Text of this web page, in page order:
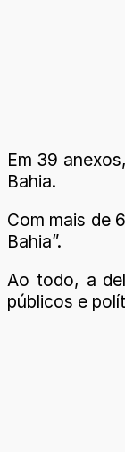
Em 39
Bahia.
Com mais de
Bahia”.
Ao todo, a
públicos e